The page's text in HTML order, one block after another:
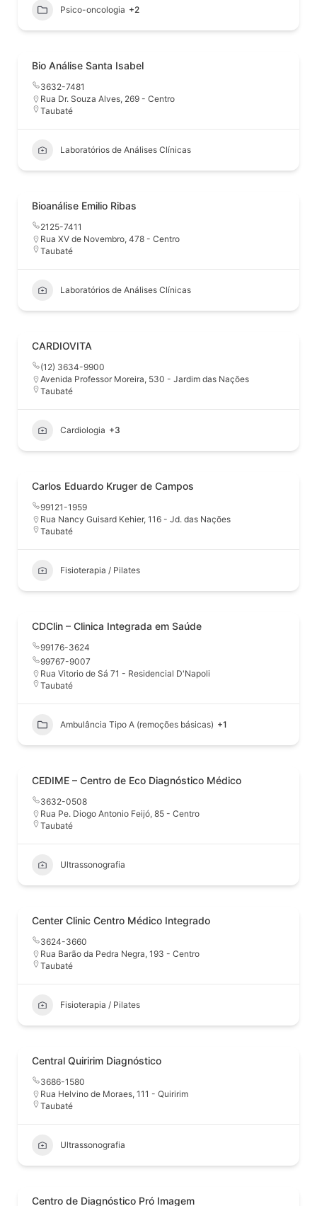
Psico-oncologia +2
Bio Análise Santa Isabel
3632-7481
Rua Dr. Souza Alves, 269 - Centro
Taubaté
Laboratórios de Análises Clínicas
Bioanálise Emilio Ribas
2125-7411
Rua XV de Novembro, 478 - Centro
Taubaté
Laboratórios de Análises Clínicas
CARDIOVITA
(12) 3634-9900
Avenida Professor Moreira, 530 - Jardim das Nações
Taubaté
Cardiologia +3
Carlos Eduardo Kruger de Campos
99121-1959
Rua Nancy Guisard Kehier, 116 - Jd. das Nações
Taubaté
Fisioterapia / Pilates
CDClin – Clinica Integrada em Saúde
99176-3624
99767-9007
Rua Vitorio de Sá 71 - Residencial D'Napoli
Taubaté
Ambulância Tipo A (remoções básicas) +1
CEDIME – Centro de Eco Diagnóstico Médico
3632-0508
Rua Pe. Diogo Antonio Feijó, 85 - Centro
Taubaté
Ultrassonografia
Center Clinic Centro Médico Integrado
3624-3660
Rua Barão da Pedra Negra, 193 - Centro
Taubaté
Fisioterapia / Pilates
Central Quiririm Diagnóstico
3686-1580
Rua Helvino de Moraes, 111 - Quiririm
Taubaté
Ultrassonografia
Centro de Diagnóstico Pró Imagem